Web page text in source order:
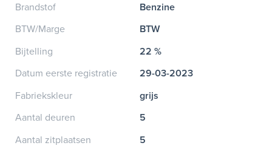
Brandstof
Benzine
BTW/Marge
BTW
Bijtelling
22 %
Datum eerste registratie
29-03-2023
Fabriekskleur
grijs
Aantal deuren
5
Aantal zitplaatsen
5